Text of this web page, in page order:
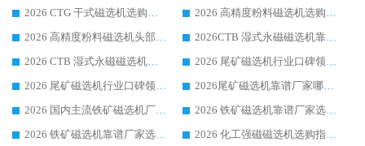
2026 CTG 干式磁选机选购指南|行业口碑靠谱生产厂家领域强者推荐
2026 高精度粉料磁选机选购全攻略 行业优质品牌华体会手机网页版-华体会(中国) 实力深度解析
2026 高精度粉料磁选机头部厂家选购指南 行业口碑靠谱品牌推荐 领域强者华体会手机网页版-华体会(中国) 解析
2026CTB 湿式永磁磁选机靠谱厂家实力排行榜 铁矿选矿设备采购全流程选购指南
2026 CTB 湿式永磁磁选机选购指南|行业口碑良好品牌推荐，领域强者华体会手机网页版-华体会(中国)
2026 尾矿磁选机行业口碑领域强者，源头直供国内主流厂家华体会手机网页版-华体会(中国) 一站式服务
2026 尾矿磁选机行业口碑领域强者，源头直供国内主流厂家华体会手机网页版-华体会(中国) 一站式服务
2026尾矿磁选机靠谱厂家哪家好 行业口碑领域强者华体会手机网页版-华体会(中国) 推荐
2026 国内主流铁矿磁选机厂家选购指南|行业口碑好品牌推荐，领域强者华体会手机网页版-华体会(中国)
2026 铁矿磁选机靠谱厂家选购全攻略 行业标杆华体会手机网页版-华体会(中国) 设备性价比出众
2026 铁矿磁选机靠谱厂家选购指南，领域强者华体会手机网页版-华体会(中国) 铁矿磁选机性价比高
2026 化工强磁磁选机选购指南 5 家行业口碑靠谱厂家领域强者推荐